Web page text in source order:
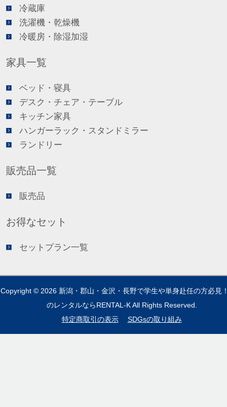
冷蔵庫
洗濯機・乾燥機
冷暖房・除湿加湿
家具一覧
ベッド・寝具
デスク・チェア・テーブル
キッチン家具
ハンガーラック・スタンドミラー
ランドリー
販売品一覧
販売品
お得なセット
セットプラン一覧
Copyright © 2026 新潟・郡山・金沢・長野で学生や単身赴任の方必見
のレンタルならRENTAL-KAll Rights Reserved.
特定商取引の表示
SDGsの取り組み